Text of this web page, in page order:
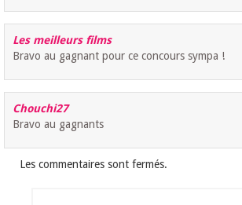
Les meilleurs films
Bravo au gagnant pour ce concours sympa !
Chouchi27
Bravo au gagnants
Les commentaires sont fermés.